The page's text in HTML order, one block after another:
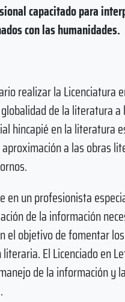
capacitado para
con las humanidades.
realizar la Licenciatura
de la literatura
hincapié en la literatura
a las obras
en un profesionista
de la información
el objetivo de fomentar los
El Licenciado en
de la información y